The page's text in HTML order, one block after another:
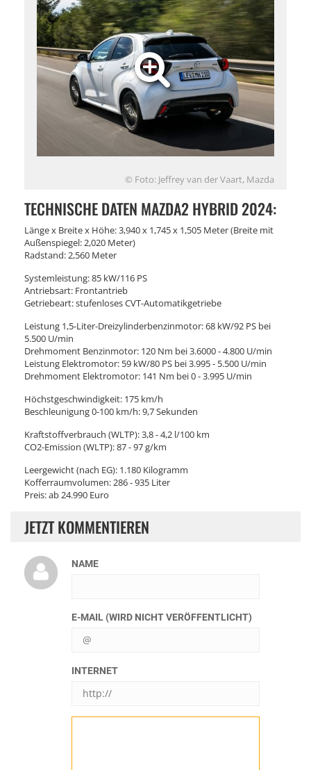
© Foto: Jeffrey van der Vaart, Mazda
TECHNISCHE DATEN MAZDA2 HYBRID 2024:
Länge x Breite x Höhe: 3,940 x 1,745 x 1,505 Meter (Breite mit
Außenspiegel: 2,020 Meter)
Radstand: 2,560 Meter
Systemleistung: 85 kW/116 PS
Antriebsart: Frontantrieb
Getriebeart: stufenloses CVT-Automatikgetriebe
Leistung 1,5-Liter-Dreizylinderbenzinmotor: 68 kW/92 PS bei
5.500 U/min
Drehmoment Benzinmotor: 120 Nm bei 3.6000 - 4.800 U/min
Leistung Elektromotor: 59 kW/80 PS bei 3.995 - 5.500 U/min
Drehmoment Elektromotor: 141 Nm bei 0 - 3.995 U/min
Höchstgeschwindigkeit: 175 km/h
Beschleunigung 0-100 km/h: 9,7 Sekunden
Kraftstoffverbrauch (WLTP): 3,8 - 4,2 l/100 km
CO2-Emission (WLTP): 87 - 97 g/km
Leergewicht (nach EG): 1.180 Kilogramm
Kofferraumvolumen: 286 - 935 Liter
Preis: ab 24.990 Euro
JETZT KOMMENTIEREN
NAME
E-MAIL (WIRD NICHT VERÖFFENTLICHT)
INTERNET